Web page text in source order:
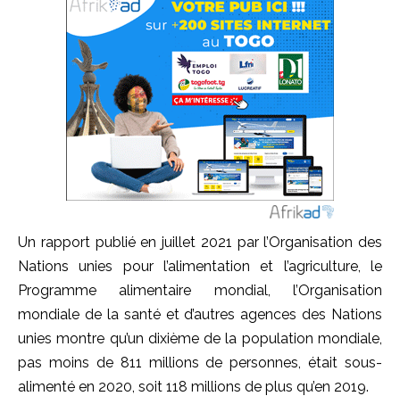
Un rapport publié en juillet 2021 par l’Organisation des
Nations unies pour l’alimentation et l’agriculture, le
Programme alimentaire mondial, l’Organisation
mondiale de la santé et d’autres agences des Nations
unies montre qu’un dixième de la population mondiale,
pas moins de 811 millions de personnes, était sous-
alimenté en 2020, soit 118 millions de plus qu’en 2019.